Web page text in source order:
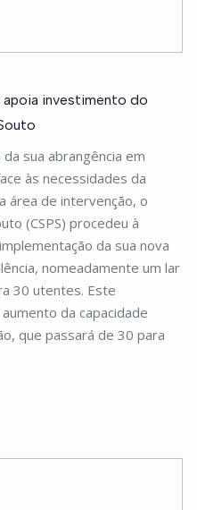
apoia investimento do
sua abrangência em
às necessidades da
área de intervenção, o
(CSPS) procedeu à
da sua nova
nomeadamente um lar
30 utentes. Este
da capacidade
que passará de 30 para